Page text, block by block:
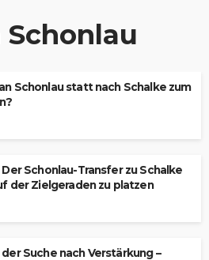
Schonlau statt nach Schalke zum
Schonlau-Transfer zu Schalke
der Zielgeraden zu platzen
Suche nach Verstärkung –